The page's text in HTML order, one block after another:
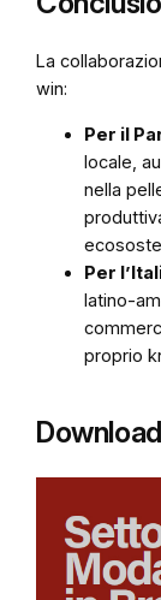
La
win:
Per il
locale,
nella
Per
latino-
proprio
Download